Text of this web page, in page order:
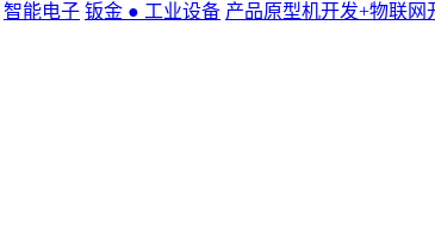
智能电子 钣金 ● 工业设备 产品原型机开发+物联网